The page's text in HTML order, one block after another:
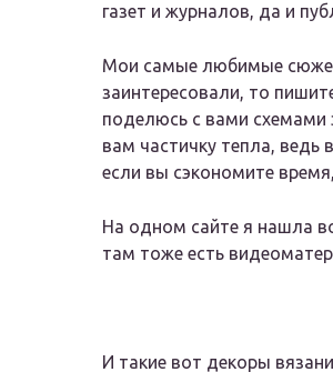
газет и журналов, да и
Мои самые любимые
заинтересовали, то
поделюсь с вами схемами
вам частичку тепла,
если вы сэкономите
На одном сайте я нашла
там тоже есть
И такие вот декоры